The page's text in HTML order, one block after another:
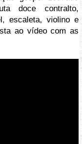
doce contralto,
escaleta, violino e
ao vídeo com as